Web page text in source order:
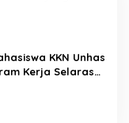
KKN Unhas
Kerja Selaras